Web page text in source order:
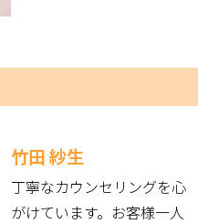
竹田 紗生
丁寧なカウンセリングを心
がけています。お客様一人